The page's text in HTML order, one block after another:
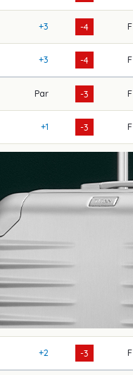
+3 -4 F
+3 -4 F
Par -3 F
+1 -3 F
+2 -3 F